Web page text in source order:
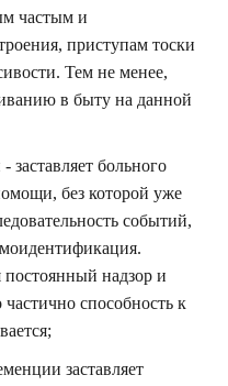
частым и
приступам тоски
Тем не менее,
в быту на данной
заставляет больного
без которой уже
событий,
постоянный надзор и
способность к
заставляет